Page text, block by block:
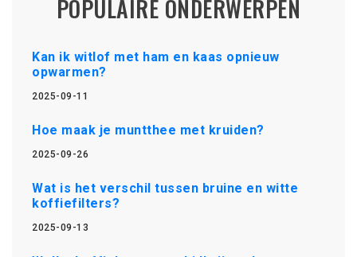
POPULAIRE ONDERWERPEN
Kan ik witlof met ham en kaas opnieuw
opwarmen?
2025-09-11
Hoe maak je muntthee met kruiden?
2025-09-26
Wat is het verschil tussen bruine en witte
koffiefilters?
2025-09-13